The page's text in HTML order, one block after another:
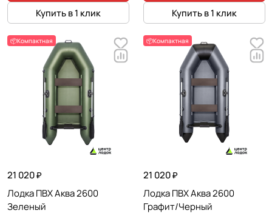
Купить в 1 клик
Купить в 1 клик
📦Компактная
21 020 ₽
Лодка ПВХ Аква 2600
Зеленый
📦Компактная
21 020 ₽
Лодка ПВХ Аква 2600
Графит/Черный